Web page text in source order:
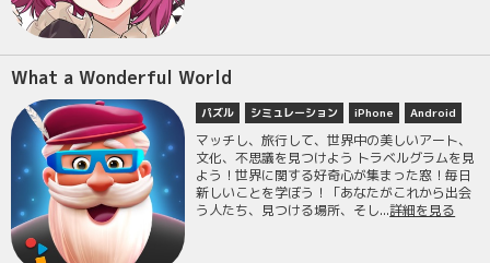
What a Wonderful World
パズル シミュレーション iPhone Android
マッチし、旅行して、世界中の美しいアート、
文化、不思議を見つけよう トラベルグラムを見
よう！世界に関する好奇心が集まった窓！毎日
新しいことを学ぼう！「あなたがこれから出会
う人たち、見つける場所、そし...詳細を見る